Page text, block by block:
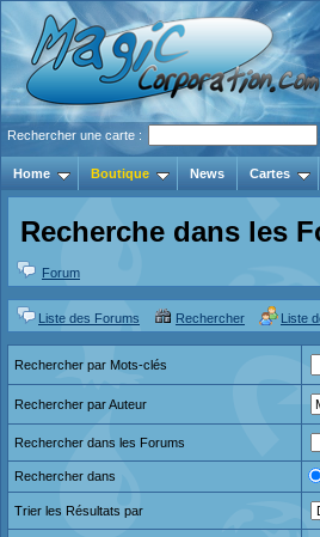
Rechercher une carte :
Home Boutique News Cartes
Recherche dans les
Forum
Liste des Forums Rechercher Liste
Rechercher par Mots-clés
Rechercher par Auteur
Rechercher dans les Forums
Rechercher dans
Trier les Résultats par